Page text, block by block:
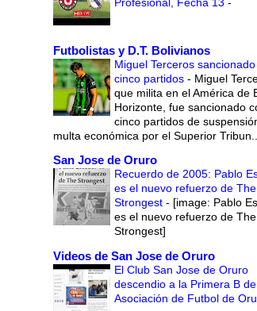
Futbolistas y D.T. Bolivianos
Miguel Terceros
cinco partidos - Miguel
que milita en el América de
Horizonte, fue sancionado
cinco partidos de
multa económica por el Superior
San Jose de Oruro
Recuerdo de 2005: Pablo
es el nuevo refuerzo de The
Strongest - [image: Pablo
es el nuevo refuerzo de The
Strongest]
Videos de San Jose de Oruro
El Club San Jose de Oruro
descendio a la Primera B
Asociación de Futbol de